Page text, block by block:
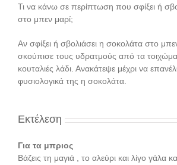
Τι να κάνω σε περίπτωση που σφίξει ή
στο μπεν μαρί;
Αν σφίξει ή σβολιάσει η σοκολάτα στο
σκούπισε τους υδρατμούς από τα
κουταλιές λάδι. Ανακάτεψε μέχρι να
φυσιολογικά της η σοκολάτα.
Εκτέλεση
Για τα μπριος
Βάζεις τη μαγιά , το αλεύρι και λίγο γάλα